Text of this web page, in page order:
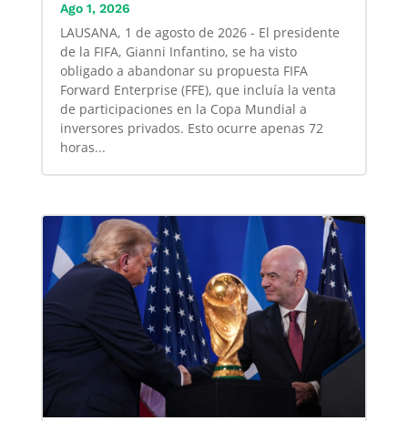
Ago 1, 2026
LAUSANA, 1 de agosto de 2026 - El presidente
de la FIFA, Gianni Infantino, se ha visto
obligado a abandonar su propuesta FIFA
Forward Enterprise (FFE), que incluía la venta
de participaciones en la Copa Mundial a
inversores privados. Esto ocurre apenas 72
horas...